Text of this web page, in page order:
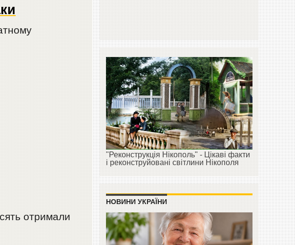
отримали
"Реконструкція Нікополь" - Цікаві факти
і реконструйовані світлини Нікополя
НОВИНИ УКРАЇНИ